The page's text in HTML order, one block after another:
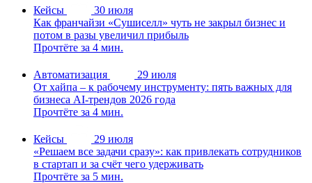
Кейсы
30 июля
Как франчайзи «Сушиселл» чуть не закрыл бизнес и
потом в разы увеличил прибыль
Прочтёте за 4 мин.
Автоматизация
29 июля
От хайпа – к рабочему инструменту: пять важных для
бизнеса AI-трендов 2026 года
Прочтёте за 4 мин.
Кейсы
29 июля
«Решаем все задачи сразу»: как привлекать сотрудников
в стартап и за счёт чего удерживать
Прочтёте за 5 мин.